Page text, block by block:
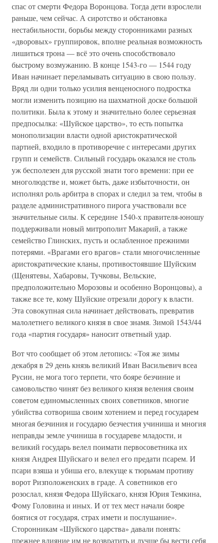
спас от смерти Федора Воронцова. Тогда дети взрослели
раньше, чем сейчас. А сиротство и обстановка
нестабильности, борьбы между сторонниками разных
«дворовых» группировок, вполне реальная возможность
лишиться трона — всё это очень способствовало
быстрому возмужанию. В конце 1543-го — 1544 году
Иван начинает переламывать ситуацию в свою пользу.
Вряд ли одни только усилия венценосного подростка
могли изменить позицию на шахматной доске большой
политики. Была к этому и значительно более серьезная
предпосылка: «Шуйское царство», то есть попытка
монополизации власти одной аристократической
партией, входило в противоречие с интересами других
групп и семейств. Сильный государь оказался не столь
уж бесполезен для русской знати того времени: при ее
многолюдстве и, может быть, даже избыточности, он
исполнял роль арбитра в спорах и следил за тем, чтобы в
разделе административного пирога участвовали все
значительные силы. К середине 1540-х правителя-юношу
поддерживали новый митрополит Макарий, а также
семейство Глинских, пусть и ослабленное прежними
потерями. «Врагами его врагов» стали многочисленные
аристократические кланы, противостоявшие Шуйским
(Щенятевы, Хабаровы, Тучковы, Вельские,
предположительно Морозовы и особенно Воронцовы), а
также все те, кому Шуйские отрезали дорогу к власти.
Эта совокупная сила начинает действовать, превратив
малолетнего великого князя в свое знамя. Зимой 1543/44
года «партия государя» наносит ответный удар.
Вот что сообщает об этом летопись: «Тоя же зимы
декабря в 29 день князь великий Иван Васильевич всеа
Русии, не мога того терпети, что бояре безчиние и
самовольство чинят без великого князя веления своим
советом единомысленных своих советников, многие
убийства сотвориша своим хотением и перед государем
многая безчиния и государю безчестия учиниша и многия
неправды земле учиниша в государеве младости, и
великий государь велел поимати первосоветника их
князя Андрея Шуйскаго и велел его предати псарем. И
псари взяша и убиша его, влекуще к тюрьмам противу
ворот Ризположенских в граде. А советников его
розослал, князя Федора Шуйскаго, князя Юрия Темкина,
Фому Головина и иных. И от тех мест начали бояре
боятися от государя, страх имети и послушание».
Сторонникам «Шуйского царства» давали понять:
прежнее влияние им не возвратить и лучше бы вести себя